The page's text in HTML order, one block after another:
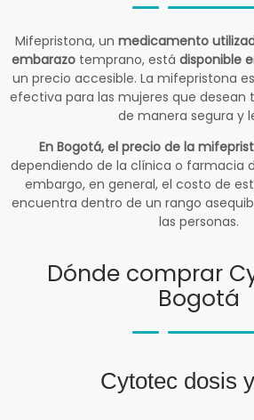
Mifepristona, un medicamento
embarazotemprano, está disponible
un precio accesible. La mifepristona
efectiva para las mujeres que desean
de manera segura y
En Bogotá, el precio de la
dependiendo de la clínica o farmacia
embargo, en general, el costo de
encuentra dentro de un rango
las personas.
Dónde comprar
Bogotá
Cytotec dosis